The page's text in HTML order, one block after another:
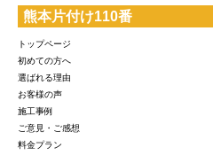
熊本片付け110番
トップページ
初めての方へ
選ばれる理由
お客様の声
施工事例
ご意見・ご感想
料金プラン